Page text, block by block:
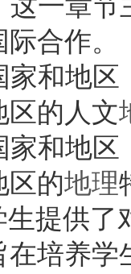
这一章
合作。
家和地
区的人文
家和地区
区的地理
提供了
在培养学